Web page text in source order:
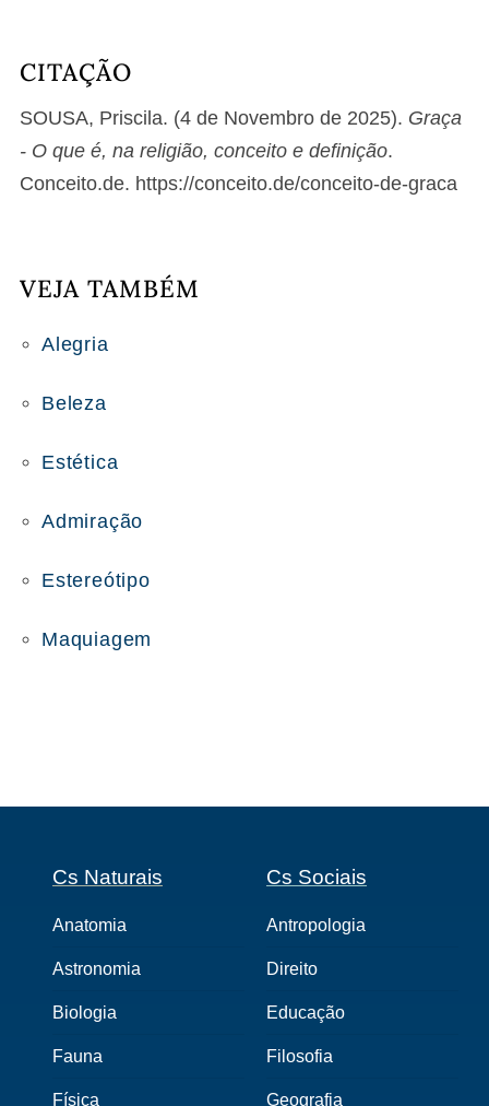
CITAÇÃO
SOUSA, Priscila. (4 de Novembro de 2025). Graça
- O que é, na religião, conceito e definição.
Conceito.de. https://conceito.de/conceito-de-graca
VEJA TAMBÉM
Alegria
Beleza
Estética
Admiração
Estereótipo
Maquiagem
Cs Naturais
Anatomia
Astronomia
Biologia
Fauna
Física
Cs Sociais
Antropologia
Direito
Educação
Filosofia
Geografia